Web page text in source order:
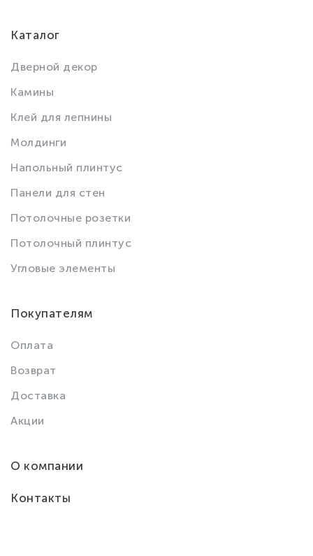
Каталог
Дверной декор
Камины
Клей для лепнины
Молдинги
Напольный плинтус
Панели для стен
Потолочные розетки
Потолочный плинтус
Угловые элементы
Покупателям
Оплата
Возврат
Доставка
Акции
О компании
Контакты